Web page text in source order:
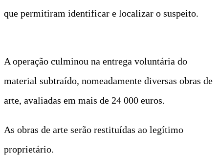
que permitiram identificar e localizar o suspeito.
A operação culminou na entrega voluntária do
material subtraído, nomeadamente diversas obras de
arte, avaliadas em mais de 24 000 euros.
As obras de arte serão restituídas ao legítimo
proprietário.